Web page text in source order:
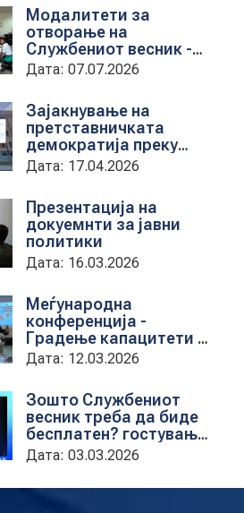
Модалитети за
отворање на
Службениот весник -
Средба со
претставници на ЈП
службен весник
Дата: 07.07.2026
Зајакнување на
претставничката
демократија преку
дигитална алатка
kancelarii.sobranie.mk
Дата: 17.04.2026
Презентација на
докуемнти за јавни
политики
Дата: 16.03.2026
Меѓународна
конференција -
Градење капацитети на
институциите за обука
на државни
службеници
Дата: 12.03.2026
Зошто Службениот
весник треба да биде
бесплатен? гостување
на проектната
кородинаторка во ЦУП
Анета Иванова
Дата: 03.03.2026